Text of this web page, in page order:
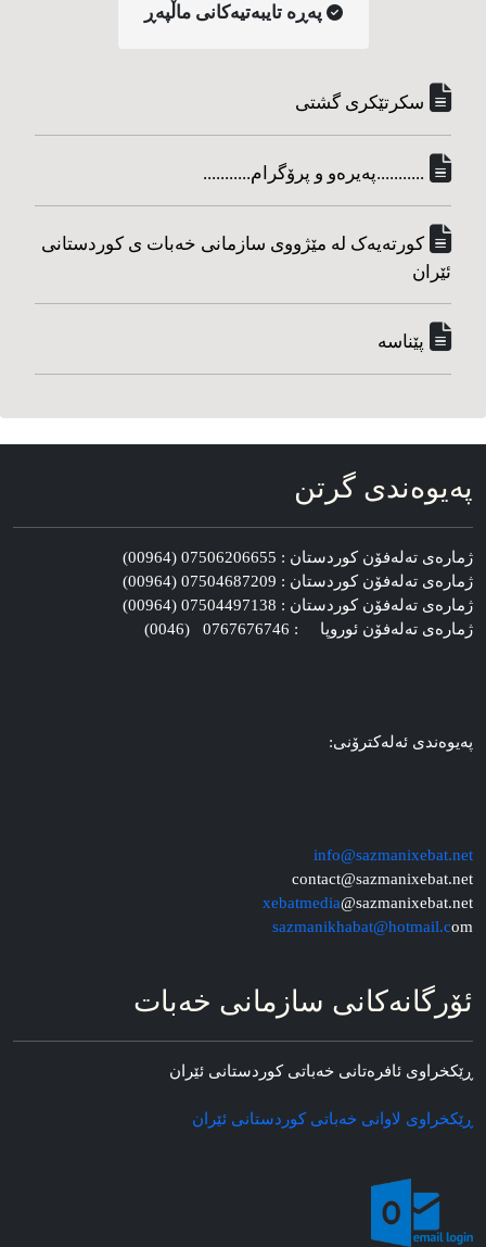
په‌ڕه‌ تایبه‌تیه‌کانی ماڵپه‌ڕ
سکرتێکری گشتی
...........په‌یره‌و و پرۆگرام...........
کورته‌یه‌ک له مێژووی سازمانی خه‌بات ی کوردستانی
ئێران
پێناسه‌
په‌یوه‌ندی گرتن
ژماره‌ی ته‌له‌فۆن کوردستان : 07506206655 (00964)
ژماره‌ی ته‌له‌فۆن کوردستان : 07504687209 (00964)
ژماره‌ی ته‌له‌فۆن کوردستان : 07504497138 (00964)
ژماره‌ی ته‌له‌فۆن ئوروپا : 0767676746 (0046)
په‌یوه‌ندی ئه‌له‌کترۆنی:
info@sazmanixebat.net
contact@sazmanixebat.net
xebatmedia@sazmanixebat.net
sazmanikhabat@hotmail.com
ئۆرگانه‌کانی سازمانی خه‌بات
ڕێکخراوی ئافره‌تانی خه‌باتی کوردستانی ئێران
ڕێکخراوی لاوانی خه‌باتی کوردستانی ئێران